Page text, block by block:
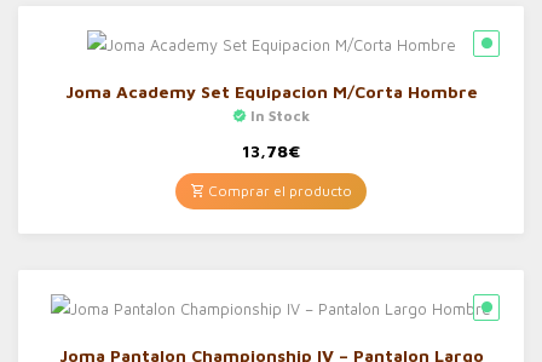
Joma Academy Set Equipacion M/Corta Hombre
In Stock
13,78€
Comprar el producto
Joma Pantalon Championship IV – Pantalon Largo